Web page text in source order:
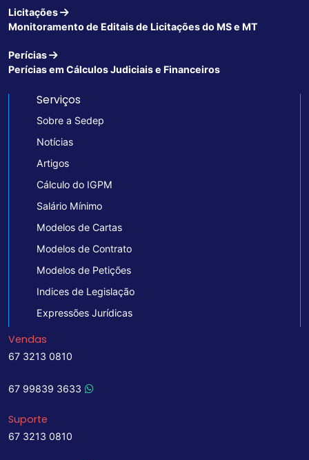
Licitações
Monitoramento de Editais de Licitações do MS e MT
Perícias
Perícias em Cálculos Judiciais e Financeiros
Serviços
Sobre a Sedep
Notícias
Artigos
Cálculo do IGPM
Salário Mínimo
Modelos de Cartas
Modelos de Contrato
Modelos de Petições
Indices de Legislação
Expressões Jurídicas
Vendas
67 3213 0810
67 99839 3633
Suporte
67 3213 0810